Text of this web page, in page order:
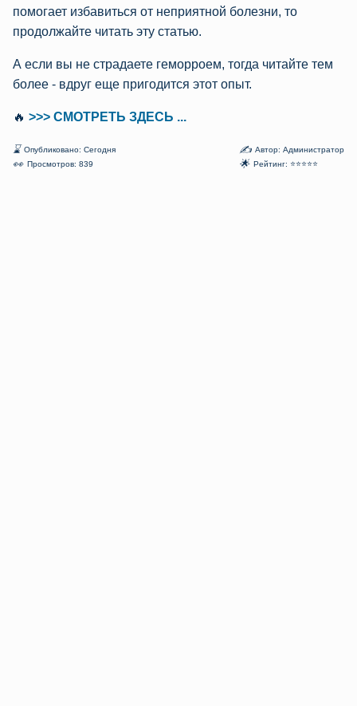
помогает избавиться от неприятной болезни, то
продолжайте читать эту статью.
А если вы не страдаете геморроем, тогда читайте тем
более - вдруг еще пригодится этот опыт.
🔥 >>> СМОТРЕТЬ ЗДЕСЬ ...
⌛ Опубликовано: Сегодня
👀 Просмотров: 839
✍ Автор: Администратор
🌟 Рейтинг: ⭐⭐⭐⭐⭐